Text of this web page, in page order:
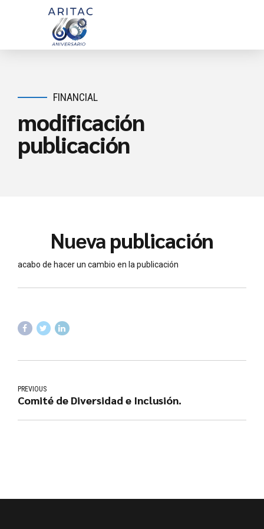
FINANCIAL
modificación
publicación
Nueva publicación
acabo de hacer un cambio en la publicación
PREVIOUS
Comité de Diversidad e Inclusión.